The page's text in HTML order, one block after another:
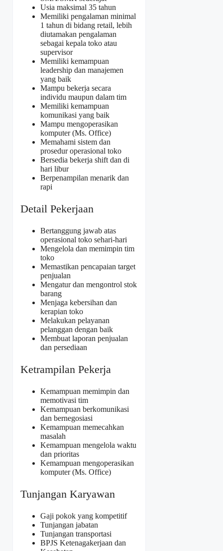
Usia maksimal 35 tahun
Memiliki pengalaman minimal
1 tahun di bidang retail, lebih
diutamakan pengalaman
sebagai kepala toko atau
supervisor
Memiliki kemampuan
leadership dan manajemen
yang baik
Mampu bekerja secara
individu maupun dalam tim
Memiliki kemampuan
komunikasi yang baik
Mampu mengoperasikan
komputer (Ms. Office)
Memahami sistem dan
prosedur operasional toko
Bersedia bekerja shift dan di
hari libur
Berpenampilan menarik dan
rapi
Detail Pekerjaan
Bertanggung jawab atas
operasional toko sehari-hari
Mengelola dan memimpin tim
toko
Memastikan pencapaian target
penjualan
Mengatur dan mengontrol stok
barang
Menjaga kebersihan dan
kerapian toko
Melakukan pelayanan
pelanggan dengan baik
Membuat laporan penjualan
dan persediaan
Ketrampilan Pekerja
Kemampuan memimpin dan
memotivasi tim
Kemampuan berkomunikasi
dan bernegosiasi
Kemampuan memecahkan
masalah
Kemampuan mengelola waktu
dan prioritas
Kemampuan mengoperasikan
komputer (Ms. Office)
Tunjangan Karyawan
Gaji pokok yang kompetitif
Tunjangan jabatan
Tunjangan transportasi
BPJS Ketenagakerjaan dan